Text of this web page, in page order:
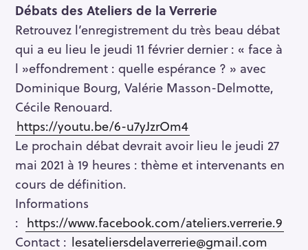
Débats des Ateliers de la Verrerie
Retrouvez l’enregistrement du très beau débat
qui a eu lieu le jeudi 11 février dernier : « face à
l »effondrement : quelle espérance ? » avec
Dominique Bourg, Valérie Masson-Delmotte,
Cécile Renouard.
https://youtu.be/6-u7yJzrOm4
Le prochain débat devrait avoir lieu le jeudi 27
mai 2021 à 19 heures : thème et intervenants en
cours de définition.
Informations
: https://www.facebook.com/ateliers.verrerie.9
Contact : lesateliersdelaverrerie@gmail.com